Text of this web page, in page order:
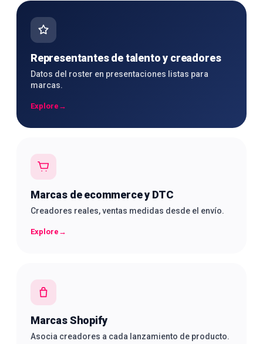
Representantes de talento y creadores
Datos del roster en presentaciones listas para
marcas.
Explore →
Marcas de ecommerce y DTC
Creadores reales, ventas medidas desde el envío.
Explore →
Marcas Shopify
Asocia creadores a cada lanzamiento de producto.